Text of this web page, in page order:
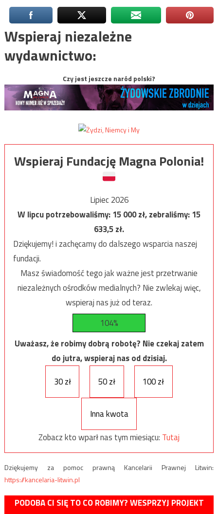
Wspieraj niezależne
wydawnictwo:
Czy jest jeszcze naród polski?
Wspieraj Fundację Magna Polonia!
Lipiec 2026
W lipcu potrzebowaliśmy:15 000zł, zebraliśmy:15
633,5zł.
Dziękujemy! i zachęcamy do dalszego wsparcia naszej
fundacji.
Masz świadomość tego jak ważne jest przetrwanie
niezależnych ośrodków medialnych? Nie zwlekaj więc,
wspieraj nas już od teraz.
104%
Uważasz, że robimy dobrą robotę? Nie czekaj zatem
do jutra, wspieraj nas od dzisiaj.
30 zł
50 zł 100 zł
Inna kwota
Zobacz kto wparł nas tym miesiącu: Tutaj
Dziękujemy za pomoc prawną Kancelarii Prawnej Litwin:
https://kancelaria-litwin.pl
PODOBA CI SIĘ TO CO ROBIMY? WESPRZYJ PROJEKT